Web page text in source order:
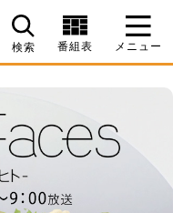
検索 番組表 メニュー